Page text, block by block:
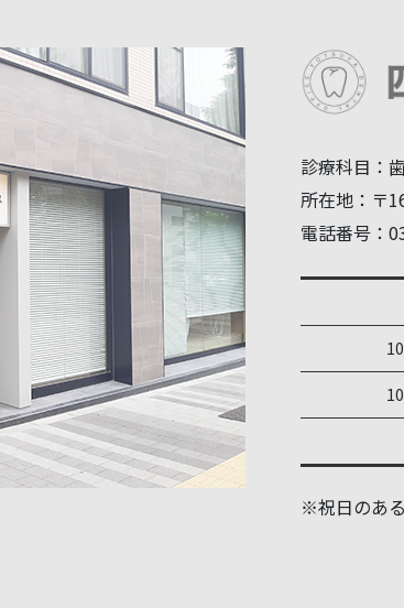
診療科目：
所在地：〒
電話番号：
※祝日のあ